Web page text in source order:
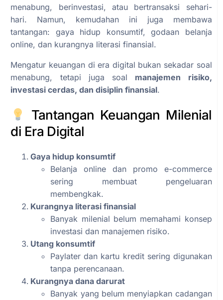
menabung, berinvestasi, atau bertransaksi sehari-
hari. Namun, kemudahan ini juga membawa
tantangan: gaya hidup konsumtif, godaan belanja
online, dan kurangnya literasi finansial.
Mengatur keuangan di era digital bukan sekadar soal
menabung, tetapi juga soal manajemen risiko,
investasi cerdas, dan disiplin finansial.
Tantangan Keuangan Milenial
di Era Digital
Gaya hidup konsumtif
Belanja online dan promo e-commerce
sering membuat pengeluaran
membengkak.
Kurangnya literasi finansial
Banyak milenial belum memahami konsep
investasi dan manajemen risiko.
Utang konsumtif
Paylater dan kartu kredit sering digunakan
tanpa perencanaan.
Kurangnya dana darurat
Banyak yang belum menyiapkan cadangan